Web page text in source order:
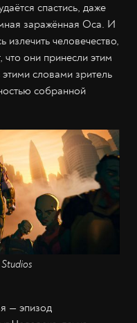
спастись, даже
заражённая Оса. И
излечить человечество,
они принесли этим
словами зритель
собранной
— эпизод